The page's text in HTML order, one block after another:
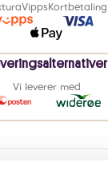
VippsKortbetaling
Vi leverer med